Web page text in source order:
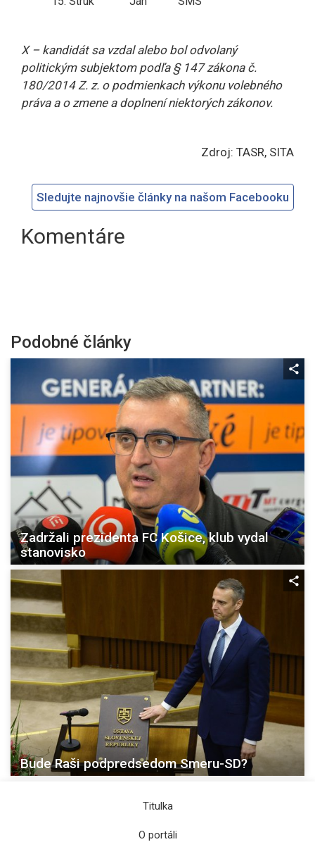
X – kandidát sa vzdal alebo bol odvolaný
politickým subjektom podľa § 147 zákona č.
180/2014 Z. z. o podmienkach výkonu volebného
práva a o zmene a doplnení niektorých zákonov.
Zdroj: TASR, SITA
Sledujte najnovšie články na našom Facebooku
Komentáre
Podobné články
Zadržali prezidenta FC Košice, klub vydal
stanovisko
Bude Raši podpredsedom Smeru-SD?
Titulka
O portáli